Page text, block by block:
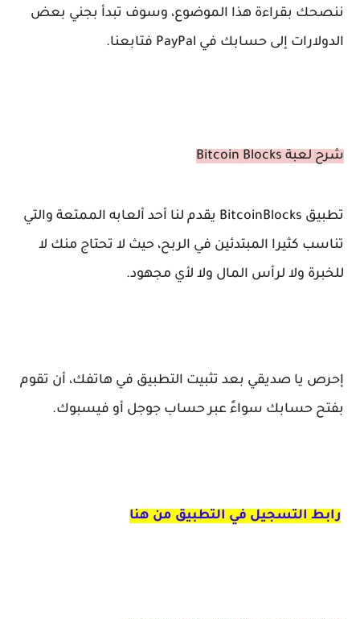
ننصحك بقراءة هذا الموضوع، وسوف تبدأ بجني بعض
الدولارات إلى حسابك في PayPal فتابعنا.
شرح لعبة
تطبيق BitcoinBlocks يقدم لنا أحد ألعابه الممتعة والتي
تناسب كثيرا المبتدئين في الربح، حيث لا تحتاج منك لا
للخبرة ولا لرأس المال ولا لأي مجهود.
إحرص يا صديقي بعد تثبيت التطبيق في هاتفك، أن تقوم
بفتح حسابك سواءً عبر حساب جوجل أو فيسبوك.
رابط التسجيل في التطبيق من هنا